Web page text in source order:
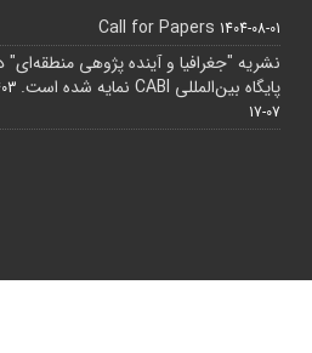
Call for Papers 1404-08-01
نشریه "جغرافیا و آینده پژوهی منطقه‌ای"
پایگاه بین‌المللی CABI نمایه شده است.
07-17